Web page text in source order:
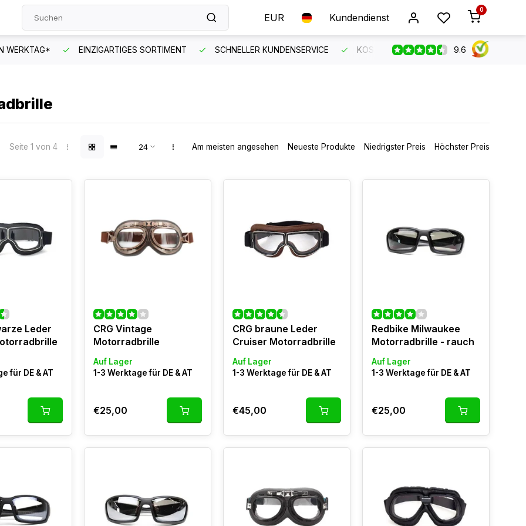
EUR Kundendienst
0
WERKTAG* EINZIGARTIGES SORTIMENT SCHNELLER KUNDENSERVICE KOSTENLOSER VERSAND AB 150 €
9.6
Seite 1 von 4 Am meisten angesehen Neueste Produkte Niedrigster Preis Höchster Preis
Leder
für DE & AT
CRG Vintage
Motorradbrille
Auf Lager
1-3 Werktage für DE & AT
€25,00
CRG braune Leder
Cruiser Motorradbrille
Auf Lager
1-3 Werktage für DE & AT
€45,00
Redbike Milwaukee
Motorradbrille - rauch
Auf Lager
1-3 Werktage für DE & AT
€25,00